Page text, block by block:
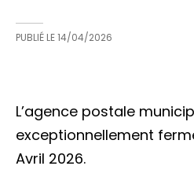
PUBLIÉ LE14/04/2026
L’agence postale
exceptionnellement
Avril 2026.